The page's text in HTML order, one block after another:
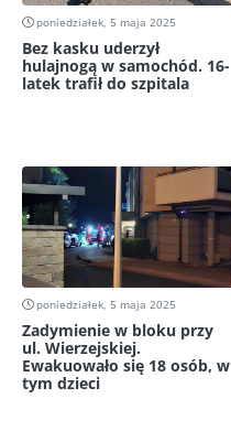
poniedziałek, 5 maja 2025
Bez kasku uderzył
hulajnogą w samochód. 16-
latek trafił do szpitala
poniedziałek, 5 maja 2025
Zadymienie w bloku przy
ul. Wierzejskiej.
Ewakuowało się 18 osób, w
tym dzieci